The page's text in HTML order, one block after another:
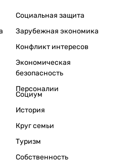
Социальная защита
Зарубежная экономика
Конфликт интересов
Экономическая
безопасность
Персоналии
Социум
История
Круг семьи
Туризм
Собственность